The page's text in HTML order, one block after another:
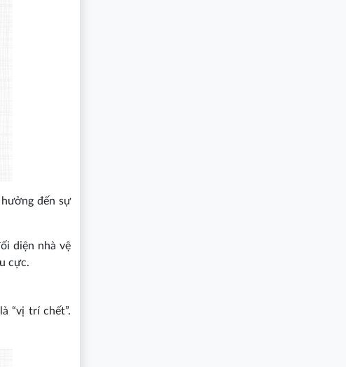
đến sự
diện nhà vệ
cực.
“vị trí chết”.